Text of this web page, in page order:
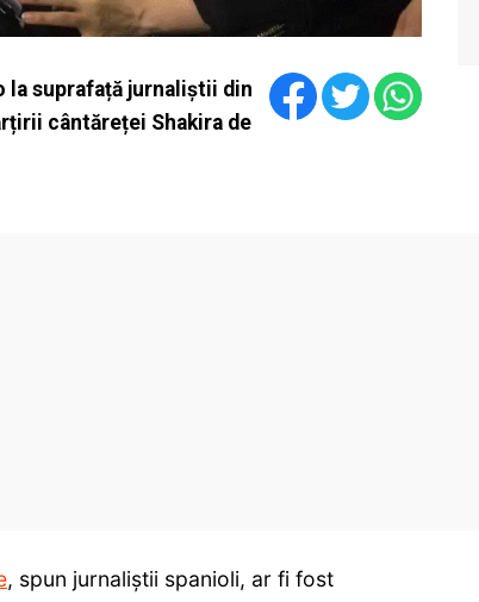
la suprafață jurnaliștii din
cântăreței Shakira de
, spun jurnaliștii spanioli, ar fi fost